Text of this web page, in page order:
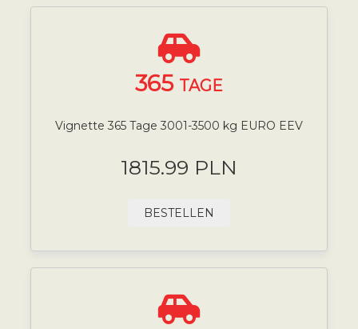
365 TAGE
Vignette 365 Tage 3001-3500 kg EURO EEV
1815.99 PLN
BESTELLEN